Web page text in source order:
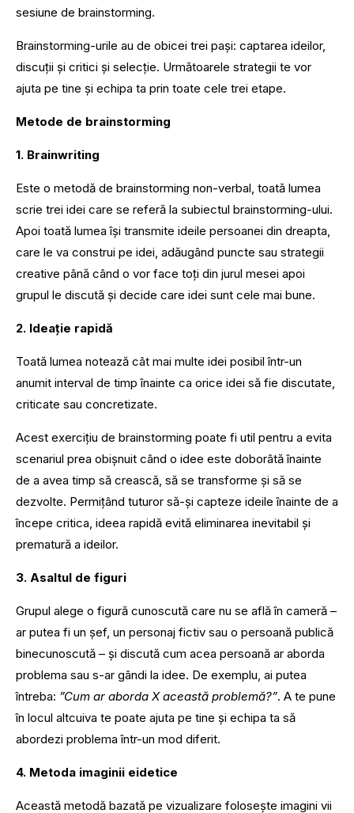
sesiune de brainstorming.
Brainstorming-urile au de obicei trei pași: captarea ideilor,
discuții și critici și selecție. Următoarele strategii te vor
ajuta pe tine și echipa ta prin toate cele trei etape.
Metode de brainstorming
1. Brainwriting
Este o metodă de brainstorming non-verbal, toată lumea
scrie trei idei care se referă la subiectul brainstorming-ului.
Apoi toată lumea își transmite ideile persoanei din dreapta,
care le va construi pe idei, adăugând puncte sau strategii
creative până când o vor face toți din jurul mesei apoi
grupul le discută și decide care idei sunt cele mai bune.
2. Ideație rapidă
Toată lumea notează cât mai multe idei posibil într-un
anumit interval de timp înainte ca orice idei să fie discutate,
criticate sau concretizate.
Acest exercițiu de brainstorming poate fi util pentru a evita
scenariul prea obișnuit când o idee este doborâtă înainte
de a avea timp să crească, să se transforme și să se
dezvolte. Permițând tuturor să-și capteze ideile înainte de a
începe critica, ideea rapidă evită eliminarea inevitabil și
prematură a ideilor.
3. Asaltul de figuri
Grupul alege o figură cunoscută care nu se află în cameră –
ar putea fi un șef, un personaj fictiv sau o persoană publică
binecunoscută – și discută cum acea persoană ar aborda
problema sau s-ar gândi la idee. De exemplu, ai putea
întreba: ”Cum ar aborda X această problemă?”. A te pune
în locul altcuiva te poate ajuta pe tine și echipa ta să
abordezi problema într-un mod diferit.
4. Metoda imaginii eidetice
Această metodă bazată pe vizualizare folosește imagini vii